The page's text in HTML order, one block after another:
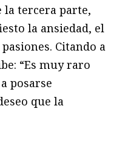
la tercera parte,
la ansiedad, el
Citando a
“Es muy raro
posarse
que la